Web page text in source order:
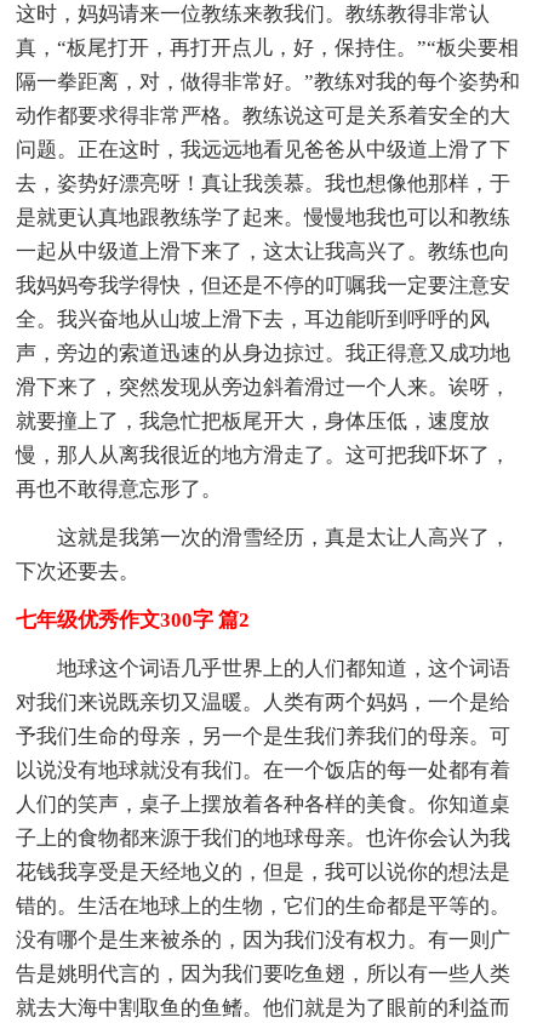
这时，妈妈请来一位教练来教我们。教练教得非常认
真，“板尾打开，再打开点儿，好，保持住。”“板尖要相
隔一拳距离，对，做得非常好。”教练对我的每个姿势和
动作都要求得非常严格。教练说这可是关系着安全的大
问题。正在这时，我远远地看见爸爸从中级道上滑了下
去，姿势好漂亮呀！真让我羡慕。我也想像他那样，于
是就更认真地跟教练学了起来。慢慢地我也可以和教练
一起从中级道上滑下来了，这太让我高兴了。教练也向
我妈妈夸我学得快，但还是不停的叮嘱我一定要注意安
全。我兴奋地从山坡上滑下去，耳边能听到呼呼的风
声，旁边的索道迅速的从身边掠过。我正得意又成功地
滑下来了，突然发现从旁边斜着滑过一个人来。诶呀，
就要撞上了，我急忙把板尾开大，身体压低，速度放
慢，那人从离我很近的地方滑走了。这可把我吓坏了，
再也不敢得意忘形了。
这就是我第一次的滑雪经历，真是太让人高兴了，
下次还要去。
七年级优秀作文300字 篇2
地球这个词语几乎世界上的人们都知道，这个词语
对我们来说既亲切又温暖。人类有两个妈妈，一个是给
予我们生命的母亲，另一个是生我们养我们的母亲。可
以说没有地球就没有我们。在一个饭店的每一处都有着
人们的笑声，桌子上摆放着各种各样的美食。你知道桌
子上的食物都来源于我们的地球母亲。也许你会认为我
花钱我享受是天经地义的，但是，我可以说你的想法是
错的。生活在地球上的生物，它们的生命都是平等的。
没有哪个是生来被杀的，因为我们没有权力。有一则广
告是姚明代言的，因为我们要吃鱼翅，所以有一些人类
就去大海中割取鱼的鱼鳍。他们就是为了眼前的利益而